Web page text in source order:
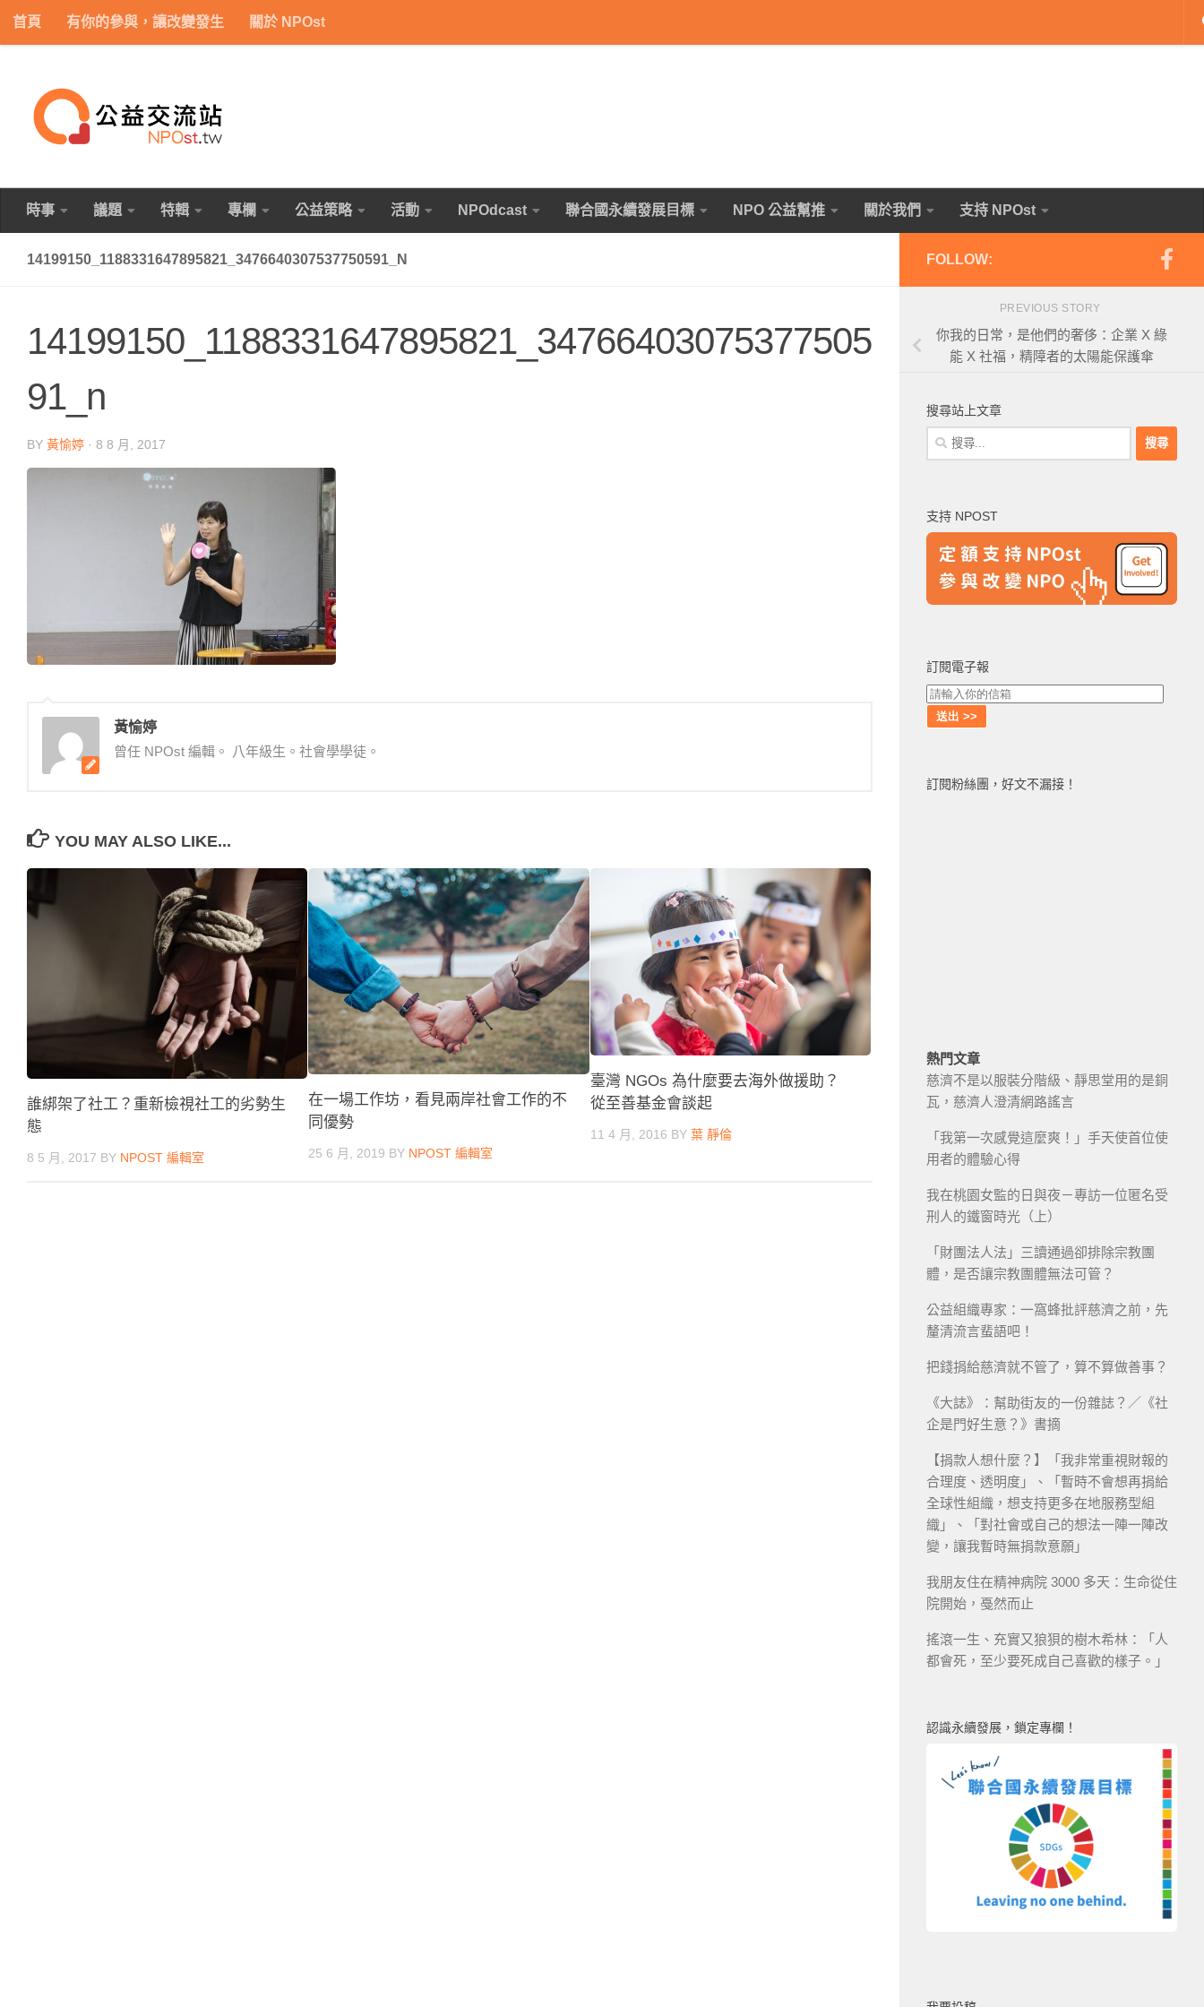
Skip to content
首頁 有你的參與，讓改變發生 關於 NPOst
時事 議題 特輯 專欄 公益策略 活動 NPOdcast 聯合國永續發展目標 NPO 公益幫推 關於我們 支持 NPOst
14199150_1188331647895821_3476640307537750591_N
14199150_1188331647895821_34766403075377505
91_n
BY 黃愉婷 · 8 8 月, 2017
黃愉婷
曾任 NPOst 編輯。 八年級生。社會學學徒。
YOU MAY ALSO LIKE...
誰綁架了社工？重新檢視社工的劣勢生
態
8 5 月, 2017 BY NPOST 編輯室
在一場工作坊，看見兩岸社會工作的不
同優勢
25 6 月, 2019 BY NPOST 編輯室
臺灣 NGOs 為什麼要去海外做援助？
從至善基金會談起
11 4 月, 2016 BY 葉 靜倫
FOLLOW:
PREVIOUS STORY
你我的日常，是他們的奢侈：企業 X 綠
能 X 社福，精障者的太陽能保護傘
搜尋站上文章
搜
尋
字:
支持 NPOST
訂閱電子報
訂閱粉絲團，好文不漏接！
熱門文章
慈濟不是以服裝分階級、靜思堂用的是銅
瓦，慈濟人澄清網路謠言
「我第一次感覺這麼爽！」手天使首位使
用者的體驗心得
我在桃園女監的日與夜－專訪一位匿名受
刑人的鐵窗時光（上）
「財團法人法」三讀通過卻排除宗教團
體，是否讓宗教團體無法可管？
公益組織專家：一窩蜂批評慈濟之前，先
釐清流言蜚語吧！
把錢捐給慈濟就不管了，算不算做善事？
《大誌》：幫助街友的一份雜誌？／《社
企是門好生意？》書摘
【捐款人想什麼？】「我非常重視財報的
合理度、透明度」、「暫時不會想再捐給
全球性組織，想支持更多在地服務型組
織」、「對社會或自己的想法一陣一陣改
變，讓我暫時無捐款意願」
我朋友住在精神病院 3000 多天：生命從住
院開始，戞然而止
搖滾一生、充實又狼狽的樹木希林：「人
都會死，至少要死成自己喜歡的樣子。」
認識永續發展，鎖定專欄！